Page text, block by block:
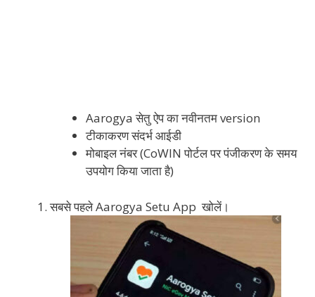
Aarogya सेतु ऐप का नवीनतम version
टीकाकरण संदर्भ आईडी
मोबाइल नंबर (CoWIN पोर्टल पर पंजीकरण के समय
उपयोग किया जाता है)
सबसे पहले Aarogya Setu App खोलें।